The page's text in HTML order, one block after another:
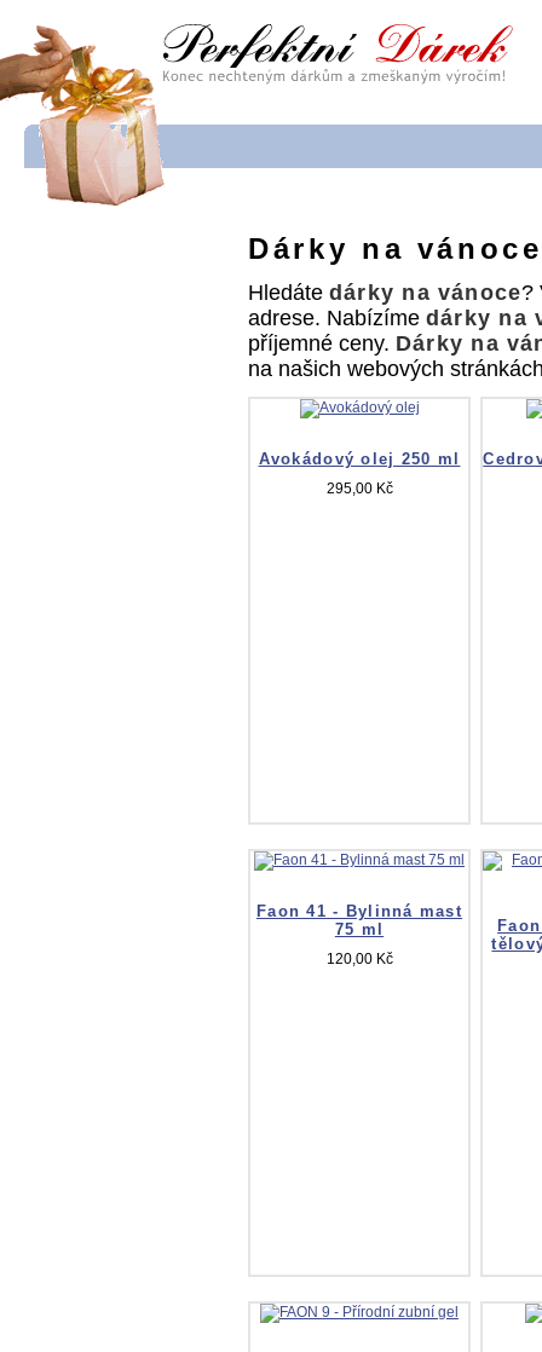
Dárky na vánoce
Hledáte dárky na vánoce?
adrese. Nabízíme dárky na
příjemné ceny. Dárky na
na našich webových
Avokádový olej 250 ml
295,00 Kč
Faon 41 - Bylinná mast
75 ml
120,00 Kč